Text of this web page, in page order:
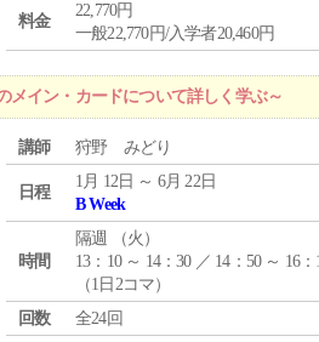
料金
22,770円
一般22,770円/入学者20,460円
イン・カードについて詳しく学ぶ～
講師 狩野 みどり
日程
1月 12日 ～ 6月 22日
B Week
時間
隔週 （火 ）
13：10 ～ 14：30 ／ 14：50 ～ 16：
（1日2コマ）
回数
全24回